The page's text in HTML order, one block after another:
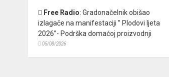
Free Radio: Gradonačelnik obišao
izlagače na manifestaciji ” Plodovi ljeta
2026”- Podrška domaćoj proizvodnji
05/08/2026